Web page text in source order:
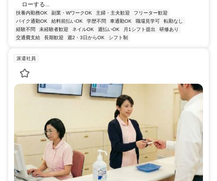
ローする...
扶養内勤務OK 副業・WワークOK 主婦・主夫歓迎
フリーター歓迎
バイク通勤OK
給料前払いOK 学歴不問 車通勤OK 職場見学可
転勤なし
経験不問
未経験者歓迎 ネイルOK 週払いOK 月1シフト提出
研修あり
交通費支給
長期歓迎 週2・3日からOK シフト制
派遣社員